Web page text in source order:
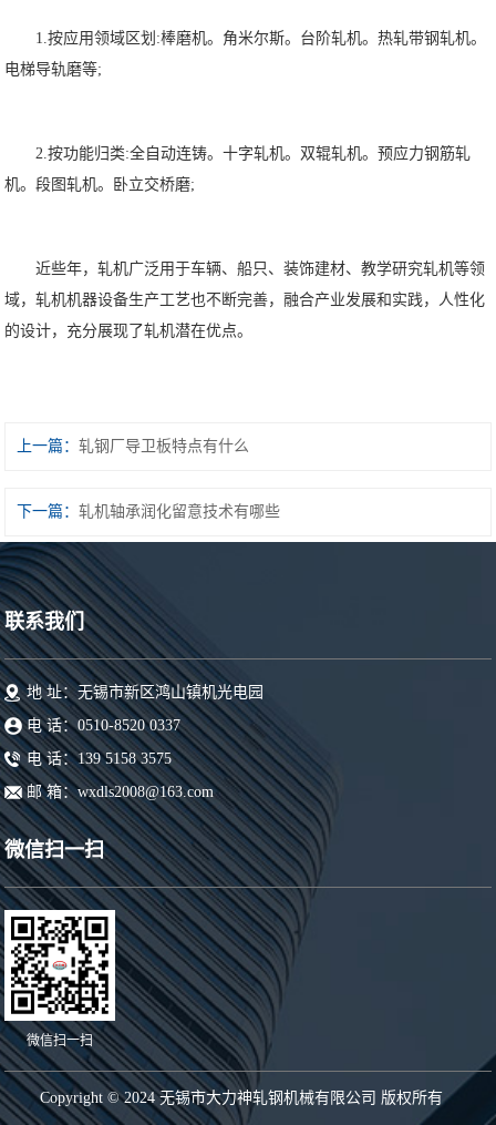
1.按应用领域区划:棒磨机。角米尔斯。台阶轧机。热轧带钢轧机。
电梯导轨磨等;
2.按功能归类:全自动连铸。十字轧机。双辊轧机。预应力钢筋轧
机。段图轧机。卧立交桥磨;
近些年，轧机广泛用于车辆、船只、装饰建材、教学研究轧机等领
域，轧机机器设备生产工艺也不断完善，融合产业发展和实践，人性化
的设计，充分展现了轧机潜在优点。
上一篇：轧钢厂导卫板特点有什么
下一篇：轧机轴承润化留意技术有哪些
联系我们
地 址：无锡市新区鸿山镇机光电园
电 话：0510-8520 0337
电 话：139 5158 3575
邮 箱：wxdls2008@163.com
微信扫一扫
微信扫一扫
Copyright © 2024 无锡市大力神轧钢机械有限公司 版权所有